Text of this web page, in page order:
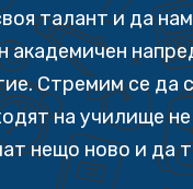
талант и да
академичен
Стремим се да
на училище
нещо ново и да